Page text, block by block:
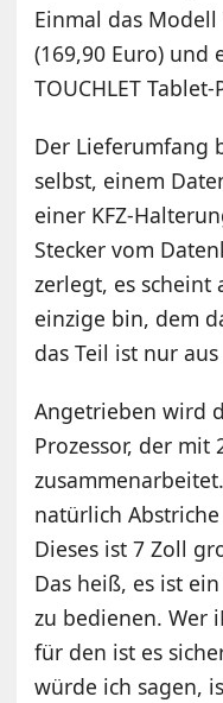
Einmal das Modell
(169,90 Euro) und
TOUCHLET Tablet-
Der Lieferumfang
selbst, einem
einer KFZ-
Stecker vom
zerlegt, es scheint
einzige bin, dem
das Teil ist nur
Angetrieben wird
Prozessor, der mit
natürlich
Dieses ist 7 Zoll
Das heiß, es ist
zu bedienen. Wer
für den ist es
würde ich sagen,